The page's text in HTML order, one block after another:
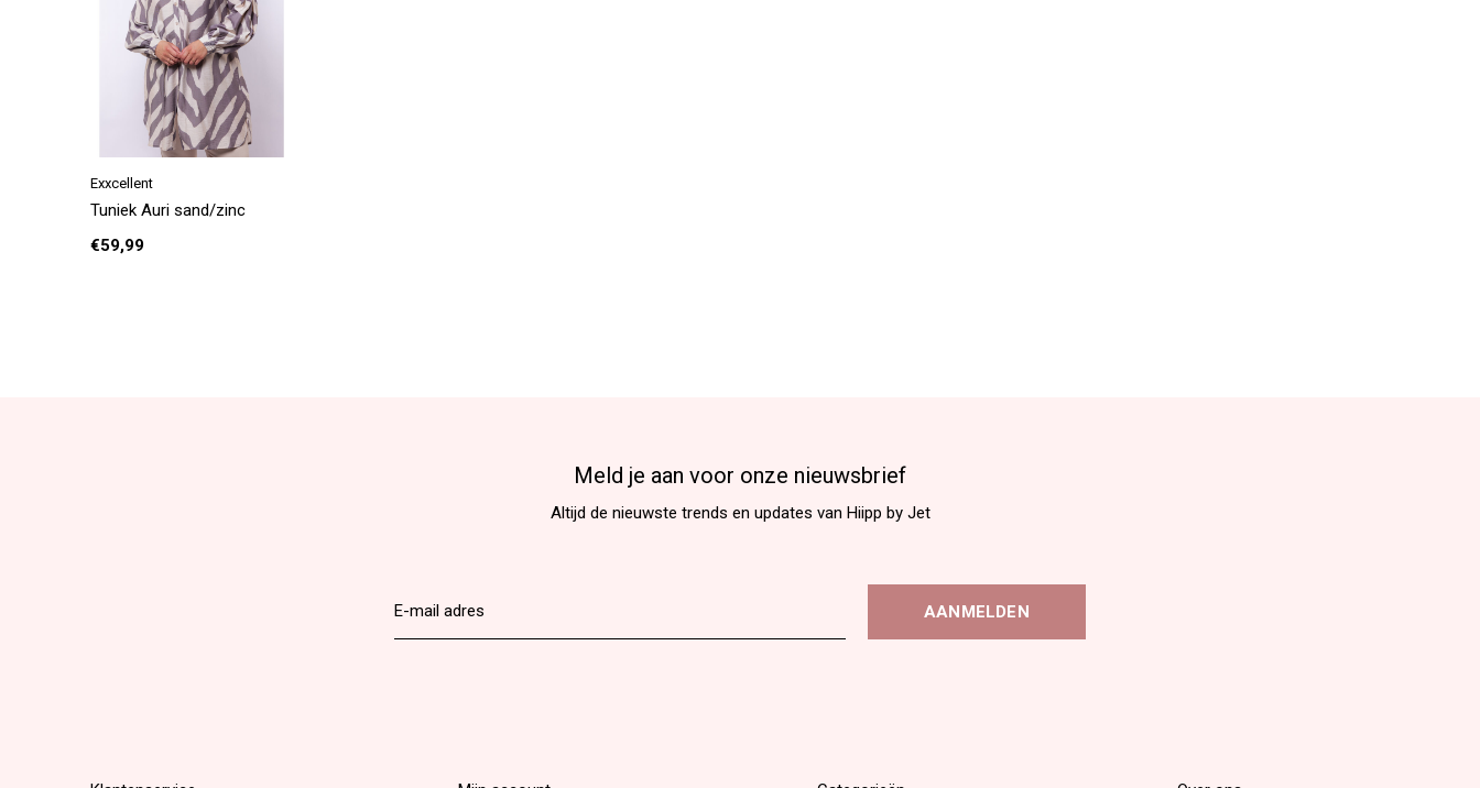
Exxcellent
Tuniek Auri sand/zinc
€59,99
Meld je aan voor onze nieuwsbrief
Altijd de nieuwste trends en updates van Hiipp by Jet
AANMELDEN